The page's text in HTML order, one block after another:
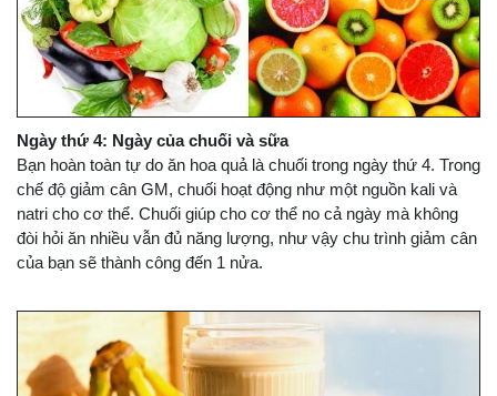
Ngày thứ 4: Ngày của chuối và sữa
Bạn hoàn toàn tự do ăn hoa quả là chuối trong ngày thứ 4. Trong
chế độ giảm cân GM, chuối hoạt động như một nguồn kali và
natri cho cơ thể. Chuối giúp cho cơ thể no cả ngày mà không
đòi hỏi ăn nhiều vẫn đủ năng lượng, như vậy chu trình giảm cân
của bạn sẽ thành công đến 1 nửa.